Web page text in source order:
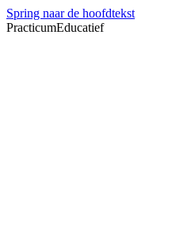
Spring naar de hoofdtekst
PracticumEducatief